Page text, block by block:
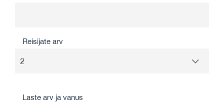
Reisijate arv
Laste arv ja vanus